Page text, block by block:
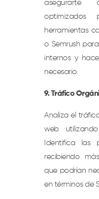
optimizados
herramientas
o Semrush
internos y
necesario.
9. Tráfico
Analiza el
web
Identifica las
recibiendo
que podrían
en términos de